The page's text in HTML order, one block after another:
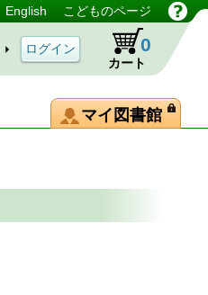
English こどものページ
カート
0
マイ図書館